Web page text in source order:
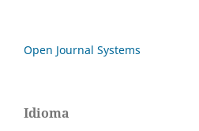
Open Journal Systems
Idioma